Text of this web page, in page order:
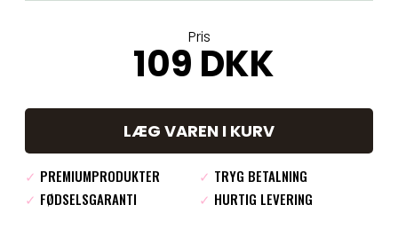
Pris
109 DKK
LÆG VAREN I KURV
✓ PREMIUMPRODUKTER ✓ TRYG BETALNING
✓ FØDSELSGARANTI ✓ HURTIG LEVERING